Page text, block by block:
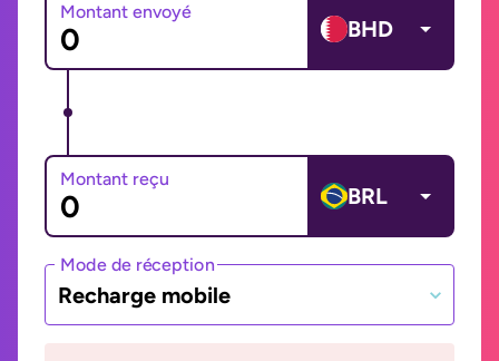
Montant envoyé
BHD
Montant reçu
BRL
Mode de réception
Recharge mobile